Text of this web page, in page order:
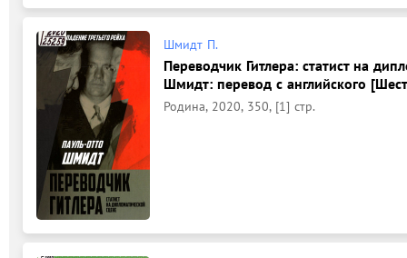
Шмидт П.
Переводчик Гитлера: статист на
Шмидт: перевод с английского
Родина, 2020, 350, [1] стр.